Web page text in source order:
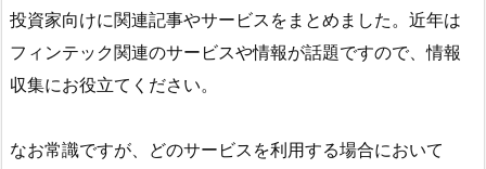
投資家向けに関連記事やサービスをまとめました。近年は
フィンテック関連のサービスや情報が話題ですので、情報
収集にお役立てください。
なお常識ですが、どのサービスを利用する場合において